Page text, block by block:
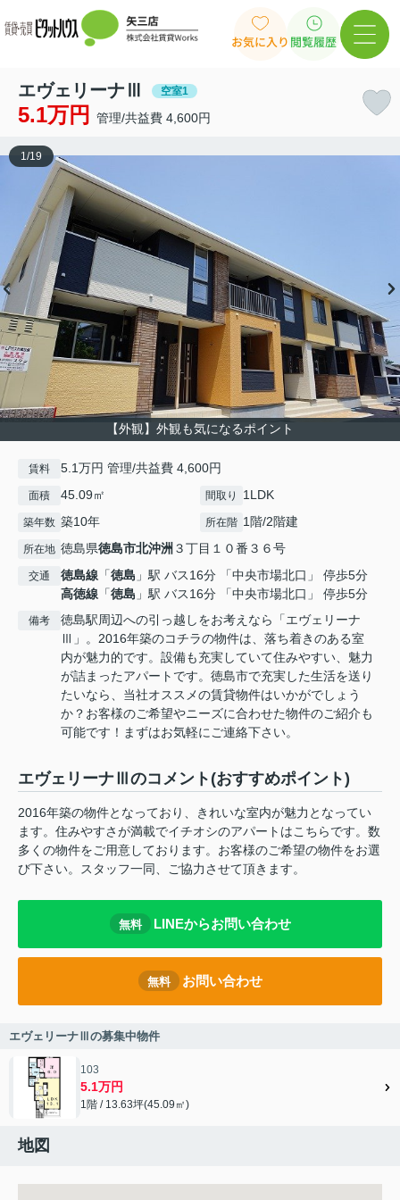
お気に入り 閲覧履歴
エヴェリーナⅢ 空室1
5.1万円 管理/共益費 4,600円
【外観】外観も気になるポイント
1/19
賃料 5.1万円 管理/共益費 4,600円
面積 45.09㎡ 間取り 1LDK
築年数 築10年 所在階 1階/2階建
所在地 徳島県徳島市北沖洲 ３丁目１０番３６号
交通 徳島線 「徳島 」駅 バス16分 「中央市場北口」 停歩5分
高徳線 「徳島 」駅 バス16分 「中央市場北口」 停歩5分
備考
徳島駅周辺への引っ越しをお考えなら「エヴェリーナ
Ⅲ」。2016年築のコチラの物件は、落ち着きのある室
内が魅力的です。設備も充実していて住みやすい、魅力
が詰まったアパートです。徳島市で充実した生活を送り
たいなら、当社オススメの賃貸物件はいかがでしょう
か？お客様のご希望やニーズに合わせた物件のご紹介も
可能です！まずはお気軽にご連絡下さい。
エヴェリーナⅢのコメント(おすすめポイント)
2016年築の物件となっており、きれいな室内が魅力となってい
ます。住みやすさが満載でイチオシのアパートはこちらです。数
多くの物件をご用意しております。お客様のご希望の物件をお選
び下さい。スタッフ一同、ご協力させて頂きます。
無料 LINEからお問い合わせ
無料 お問い合わせ
エヴェリーナⅢの募集中物件
103
5.1万円
1階 / 13.63坪(45.09㎡)
地図